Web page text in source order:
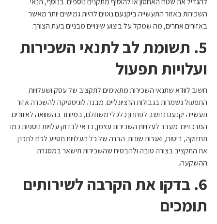
השכירות באזור התעשייה ביקנעם נוטים להיות גמישים יותר מאשר
באזורים אחרים, מה שמקל על ביצוע שינויים מבניים בעת הצורך.
5. תשומת לב לתנאי השכירות
ועלויות תפעול
חשוב לוודא שתנאי השכירות מתאימים לתקציב של עסק ושעלויות
התפעול נשמרות בגבולות הרציונליים. מבנה לוגיסטיקה להשכרה אזור
תעשייה יקנעם נחשב לפתרון כלכלי משתלם, במיוחד בהשוואה לאזורים
המרכזיים. מעבר לעלויות השכירות עצמן, כדאי לבדוק עלויות נוספות כמו
תחזוקה, ביטוח, ואגרות שונות. הבנה של כל העלויות תסייע לכם לתכנן
את התקציב בצורה טובה ולהבטיח שהשכירות תישאר במסגרת
ההשקעה.
6. בדקו את הקרבה לשירותים
תומכים